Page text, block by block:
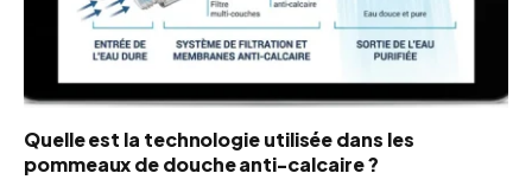
Quelle est la technologie utilisée dans les
pommeaux de douche anti-calcaire ?